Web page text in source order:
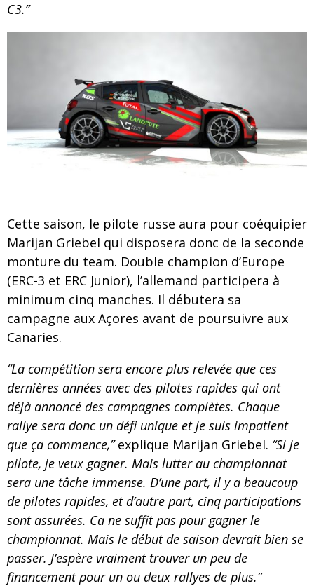
C3.”
Cette saison, le pilote russe aura pour coéquipier
Marijan Griebel qui disposera donc de la seconde
monture du team. Double champion d’Europe
(ERC-3 et ERC Junior), l’allemand participera à
minimum cinq manches. Il débutera sa
campagne aux Açores avant de poursuivre aux
Canaries.
“La compétition sera encore plus relevée que ces
dernières années avec des pilotes rapides qui ont
déjà annoncé des campagnes complètes. Chaque
rallye sera donc un défi unique et je suis impatient
que ça commence,”explique Marijan Griebel. “Si je
pilote, je veux gagner. Mais lutter au championnat
sera une tâche immense. D’une part, il y a beaucoup
de pilotes rapides, et d’autre part, cinq participations
sont assurées. Ca ne suffit pas pour gagner le
championnat. Mais le début de saison devrait bien se
passer. J’espère vraiment trouver un peu de
financement pour un ou deux rallyes de plus.”